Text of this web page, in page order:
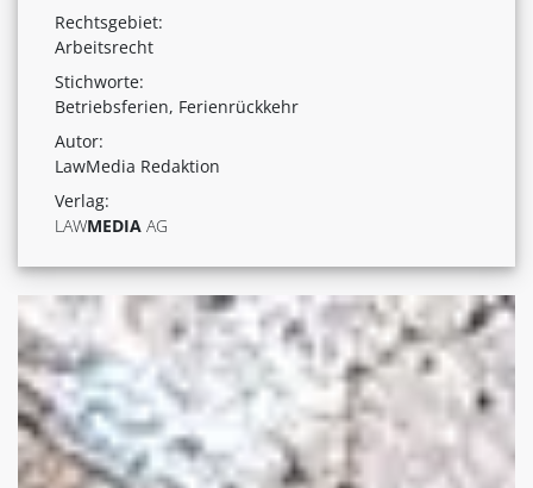
Rechtsgebiet:
Arbeitsrecht
Stichworte:
Betriebsferien, Ferienrückkehr
Autor:
LawMedia Redaktion
Verlag:
LAWMEDIA AG